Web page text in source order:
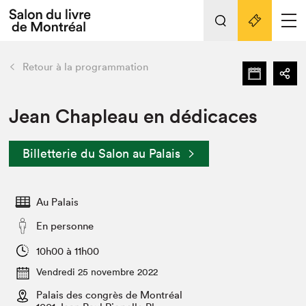
Espace médias
Espace exposant⋅e⋅s
Tout sur l'édition 2022
Actualités
Vidéos et Balados
Club de lecture Braindate
retour Nos activités
Édition 2022
Nous connaître
Projets partenaires 2022
Archives
Liens pratiques
Retour à la programmation
Jean Chapleau en dédicaces
Billetterie du Salon au Palais
Au Palais
En personne
10h00 à 11h00
Vendredi 25 novembre 2022
Palais des congrès de Montréal